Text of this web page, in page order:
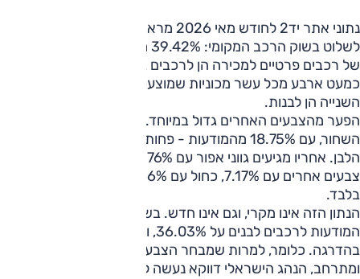
נתוני אתר יד2 לחודש מאי 2026 מראים כי הצבע הלבן ממשיך
לשלוט בשוק הרכב המקומי: 39.42% מכלל המודעות הפעילות
של רכבים פרטיים למכירה הן לרכבים בגווני לבן. במילים אחרות,
כמעט ארבע מכל עשר מכוניות שמוצעות כעת למכירה ביד
השנייה הן לבנות.
הפער מהצבעים האחרים גדול במיוחד. במקום השני נמצא
השחור, עם 18.75% מהמודעות - פחות ממחצית מנתח השוק של
בלבד.
המודעות לרכבים לבנים על 36.03%, ומאז הוא ממשיך לעלות
בהדרגה. כלומר, למרות שמבחר הצבעים בשוק רק הולך
ומתרחב, הנהג הישראלי דווקא נעשה לבן יותר.